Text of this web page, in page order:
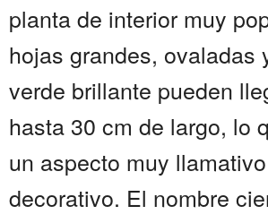
planta de interior muy
hojas grandes, ovaladas
verde brillante pueden
hasta 30 cm de largo, lo
un aspecto muy
decorativo. El nombre